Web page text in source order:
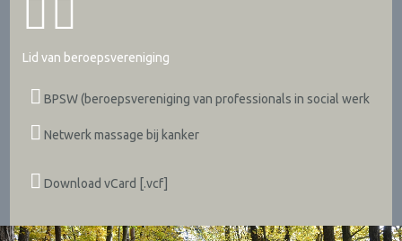
Lid van beroepsvereniging
BPSW (beroepsvereniging van professionals in social werk
Netwerk massage bij kanker
Download vCard [.vcf]